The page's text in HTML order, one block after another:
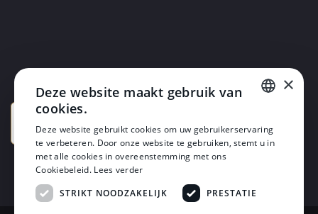
DUTCH
×
Deze website maakt gebruik van
cookies.
Deze website gebruikt cookies om uw gebruikerservaring
te verbeteren. Door onze website te gebruiken, stemt u in
met alle cookies in overeenstemming met ons
Cookiebeleid. Lees verder
STRIKT NOODZAKELIJK
PRESTATIE